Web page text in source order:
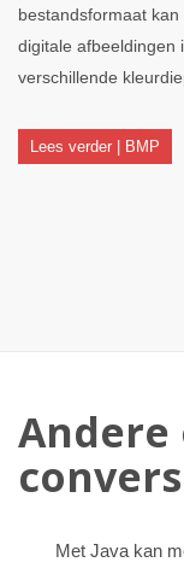
bestandsformaat
digitale afbeeldingen
verschillende
Lees verder | BMP
Met Java kan